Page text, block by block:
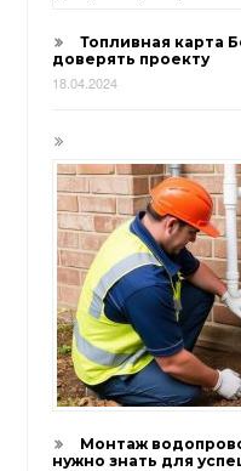
Топливная карта
доверять проекту
18.04.2024
Монтаж
нужно знать для